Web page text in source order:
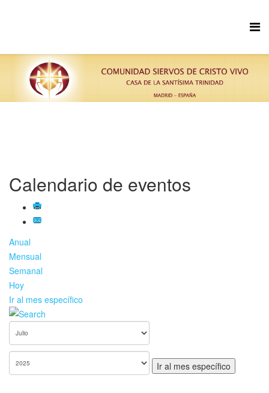
Calendario de eventos
Anual
Mensual
Semanal
Hoy
Ir al mes específico
Ir al mes específico